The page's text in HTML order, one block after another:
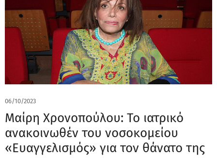
06/10/2023
Μαίρη Χρονοπούλου: Το ιατρικό
ανακοινωθέν του νοσοκομείου
«Ευαγγελισμός» για τον θάνατο της